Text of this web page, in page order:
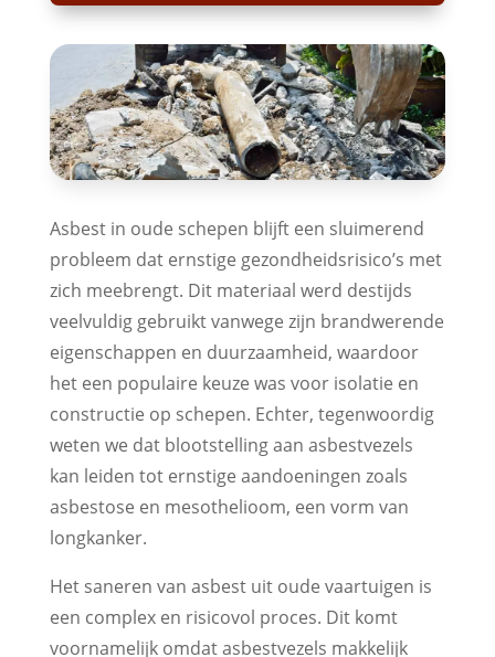
Asbest in oude schepen blijft een sluimerend
probleem dat ernstige gezondheidsrisico’s met
zich meebrengt. Dit materiaal werd destijds
veelvuldig gebruikt vanwege zijn brandwerende
eigenschappen en duurzaamheid, waardoor
het een populaire keuze was voor isolatie en
constructie op schepen. Echter, tegenwoordig
weten we dat blootstelling aan asbestvezels
kan leiden tot ernstige aandoeningen zoals
asbestose en mesothelioom, een vorm van
longkanker.
Het saneren van asbest uit oude vaartuigen is
een complex en risicovol proces. Dit komt
voornamelijk omdat asbestvezels makkelijk